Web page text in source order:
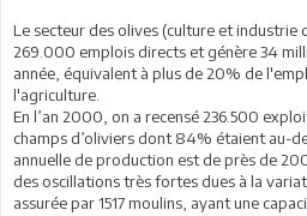
Le secteur des olives (culture et
269.000 emplois directs et génère 34
année, équivalent à plus de 20% de
l'agriculture.
En l’an 2000, on a recensé 236.500
champs d’oliviers dont 84% étaient au-
annuelle de production est de près de
des oscillations très fortes dues à la
assurée par 1517 moulins, ayant une